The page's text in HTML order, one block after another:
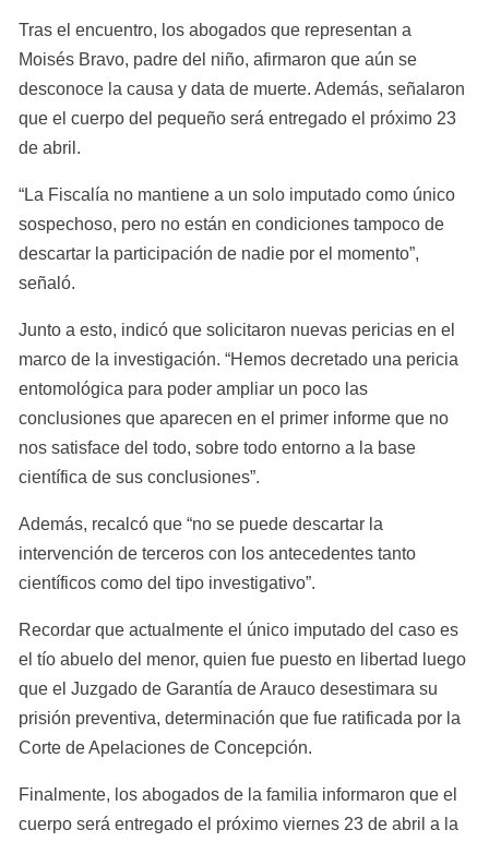
Tras el encuentro, los abogados que representan a
Moisés Bravo, padre del niño, afirmaron que aún se
desconoce la causa y data de muerte. Además, señalaron
que el cuerpo del pequeño será entregado el próximo 23
de abril.
“La Fiscalía no mantiene a un solo imputado como único
sospechoso, pero no están en condiciones tampoco de
descartar la participación de nadie por el momento”,
señaló.
Junto a esto, indicó que solicitaron nuevas pericias en el
marco de la investigación. “Hemos decretado una pericia
entomológica para poder ampliar un poco las
conclusiones que aparecen en el primer informe que no
nos satisface del todo, sobre todo entorno a la base
científica de sus conclusiones”.
Además, recalcó que “no se puede descartar la
intervención de terceros con los antecedentes tanto
científicos como del tipo investigativo”.
Recordar que actualmente el único imputado del caso es
el tío abuelo del menor, quien fue puesto en libertad luego
que el Juzgado de Garantía de Arauco desestimara su
prisión preventiva, determinación que fue ratificada por la
Corte de Apelaciones de Concepción.
Finalmente, los abogados de la familia informaron que el
cuerpo será entregado el próximo viernes 23 de abril a la